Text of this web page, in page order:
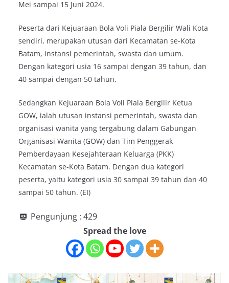
Mei sampai 15 Juni 2024.
Peserta dari Kejuaraan Bola Voli Piala Bergilir Wali Kota
sendiri, merupakan utusan dari Kecamatan se-Kota
Batam, instansi pemerintah, swasta dan umum.
Dengan kategori usia 16 sampai dengan 39 tahun, dan
40 sampai dengan 50 tahun.
Sedangkan Kejuaraan Bola Voli Piala Bergilir Ketua
GOW, ialah utusan instansi pemerintah, swasta dan
organisasi wanita yang tergabung dalam Gabungan
Organisasi Wanita (GOW) dan Tim Penggerak
Pemberdayaan Kesejahteraan Keluarga (PKK)
Kecamatan se-Kota Batam. Dengan dua kategori
peserta, yaitu kategori usia 30 sampai 39 tahun dan 40
sampai 50 tahun. (EI)
Pengunjung : 429
Spread the love